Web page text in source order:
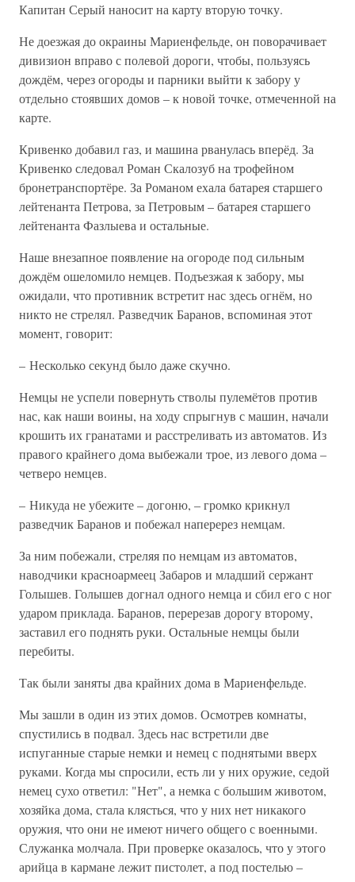
Капитан Серый наносит на карту вторую точку.
Не доезжая до окраины Мариенфельде, он поворачивает
дивизион вправо с полевой дороги, чтобы, пользуясь
дождём, через огороды и парники выйти к забору у
отдельно стоявших домов – к новой точке, отмеченной на
карте.
Кривенко добавил газ, и машина рванулась вперёд. За
Кривенко следовал Роман Скалозуб на трофейном
бронетранспортёре. За Романом ехала батарея старшего
лейтенанта Петрова, за Петровым – батарея старшего
лейтенанта Фазлыева и остальные.
Наше внезапное появление на огороде под сильным
дождём ошеломило немцев. Подъезжая к забору, мы
ожидали, что противник встретит нас здесь огнём, но
никто не стрелял. Разведчик Баранов, вспоминая этот
момент, говорит:
– Несколько секунд было даже скучно.
Немцы не успели повернуть стволы пулемётов против
нас, как наши воины, на ходу спрыгнув с машин, начали
крошить их гранатами и расстреливать из автоматов. Из
правого крайнего дома выбежали трое, из левого дома –
четверо немцев.
– Никуда не убежите – догоню, – громко крикнул
разведчик Баранов и побежал наперерез немцам.
За ним побежали, стреляя по немцам из автоматов,
наводчики красноармеец Забаров и младший сержант
Голышев. Голышев догнал одного немца и сбил его с ног
ударом приклада. Баранов, перерезав дорогу второму,
заставил его поднять руки. Остальные немцы были
перебиты.
Так были заняты два крайних дома в Мариенфельде.
Мы зашли в один из этих домов. Осмотрев комнаты,
спустились в подвал. Здесь нас встретили две
испуганные старые немки и немец с поднятыми вверх
руками. Когда мы спросили, есть ли у них оружие, седой
немец сухо ответил: "Нет", а немка с большим животом,
хозяйка дома, стала клясться, что у них нет никакого
оружия, что они не имеют ничего общего с военными.
Служанка молчала. При проверке оказалось, что у этого
арийца в кармане лежит пистолет, а под постелью –